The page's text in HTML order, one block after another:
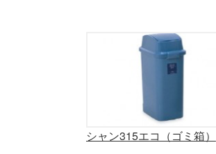
シャン315エコ（ゴミ箱）